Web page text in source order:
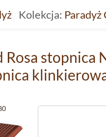
Kolekcja: Paradyż
Rosa stopnica